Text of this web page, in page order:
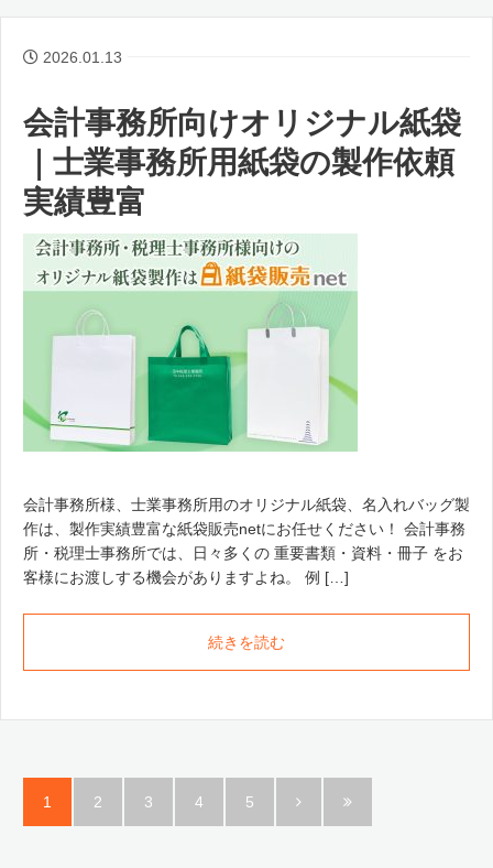
2026.01.13
会計事務所向けオリジナル紙袋
｜士業事務所用紙袋の製作依頼
実績豊富
会計事務所様、士業事務所用のオリジナル紙袋、名入れバッグ製
作は、製作実績豊富な紙袋販売netにお任せください！ 会計事務
所・税理士事務所では、日々多くの 重要書類・資料・冊子 をお
客様にお渡しする機会がありますよね。 例 […]
続きを読む
1 2 3 4 5